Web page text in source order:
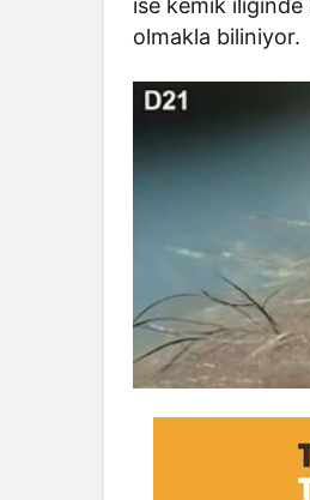
olmakla biliniyor.